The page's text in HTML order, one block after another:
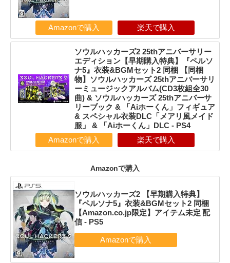
Amazonで購入 楽天で購入
ソウルハッカーズ2 25thアニバーサリー
エディション【早期購入特典】『ペルソ
ナ5』衣装&BGMセット2 同梱 【同梱
物】ソウルハッカーズ 25thアニバーサリ
ーミュージックアルバム(CD3枚組全30
曲) & ソウルハッカーズ 25thアニバーサ
リーブック & 「Aiホーくん」フィギュア
& スペシャル衣装DLC「メアリ風メイド
服」 & 「Aiホーくん」DLC - PS4
Amazonで購入 楽天で購入
Amazonで購入
ソウルハッカーズ2 【早期購入特典】
『ペルソナ5』衣装&BGMセット2 同梱
【Amazon.co.jp限定】アイテム未定 配
信 - PS5